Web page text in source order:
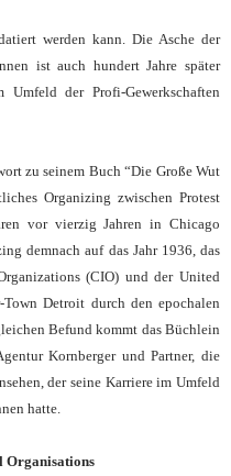
werden kann. Die Asche der
ist auch hundert Jahre später
der Profi-Gewerkschaften
zu seinem Buch “Die Große Wut
Organizing zwischen Protest
vor vierzig Jahren in Chicago
demnach auf das Jahr 1936, das
(CIO) und der United
Detroit durch den epochalen
Befund kommt das Büchlein
Kornberger und Partner, die
der seine Karriere im Umfeld
hatte.
Organisations